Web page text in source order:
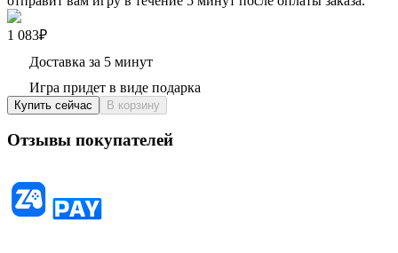
1 083₽
Доставка за 5 минут
Игра придет в виде подарка
Купить сейчас В корзину
Отзывы покупателей